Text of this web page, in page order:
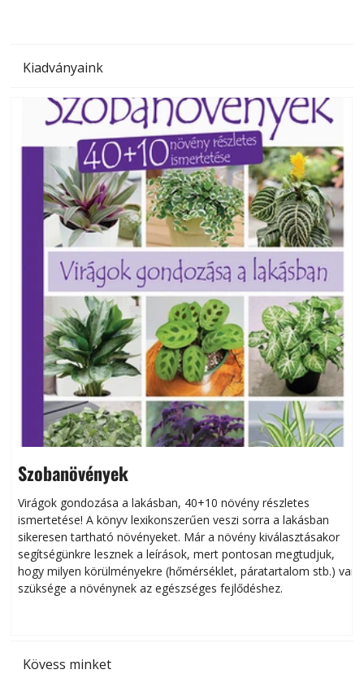
Kiadványaink
Szobanövények
Virágok gondozása a lakásban, 40+10 növény részletes
ismertetése! A könyv lexikonszerűen veszi sorra a lakásban
sikeresen tart­ha­tó növényeket. Már a növény kiválasztásakor
segítségünkre lesznek a leírások, mert pontosan megtudjuk,
hogy milyen körülményekre (hőmérséklet, páratartalom stb.) van
szüksége a növénynek az egészséges fejlődéshez.
Kövess minket